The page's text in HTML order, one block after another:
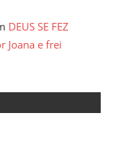
DEUS SE FEZ
Joana e frei